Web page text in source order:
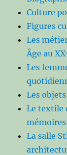
Culture
Figures
Les
Âge au
Les
Les
Le textile
La salle